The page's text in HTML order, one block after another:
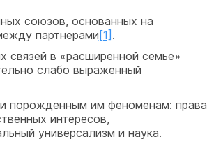
союзов, основанных на
партнерами [1] .
связей в «расширенной семье»
слабо выраженный
порожденным им феноменам: права
интересов,
универсализм и наука.